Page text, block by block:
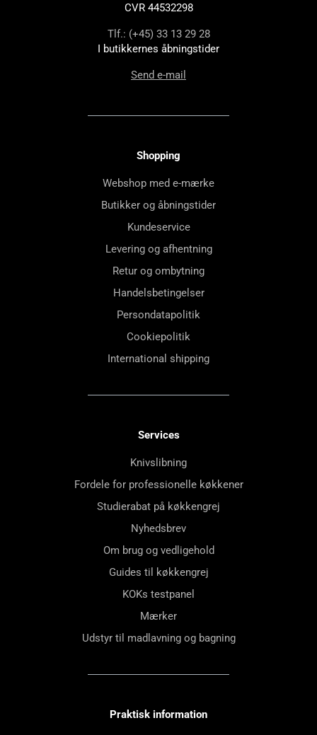
CVR 44532298
Tlf.: (+45) 33 13 29 28
I butikkernes åbningstider
Send e-mail
Shopping
Webshop med e-mærke
Butikker og åbningstider
Kundeservice
Levering og afhentning
Retur og ombytning
Handelsbetingelser
Persondatapolitik
Cookiepolitik
International shipping
Services
Knivslibning
Fordele for professionelle køkkener
Studierabat på køkkengrej
Nyhedsbrev
Om brug og vedligehold
Guides til køkkengrej
KOKs testpanel
Mærker
Udstyr til madlavning og bagning
Praktisk information